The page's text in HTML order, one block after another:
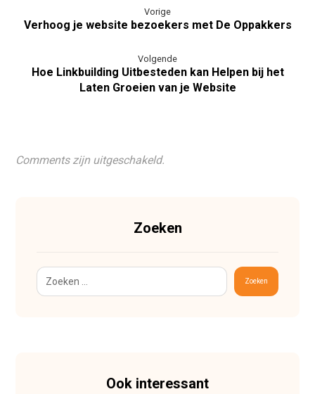
Vorige
Verhoog je website bezoekers met De Oppakkers
Volgende
Hoe Linkbuilding Uitbesteden kan Helpen bij het
Laten Groeien van je Website
Comments zijn uitgeschakeld.
Zoeken
Zoeken
Ook interessant